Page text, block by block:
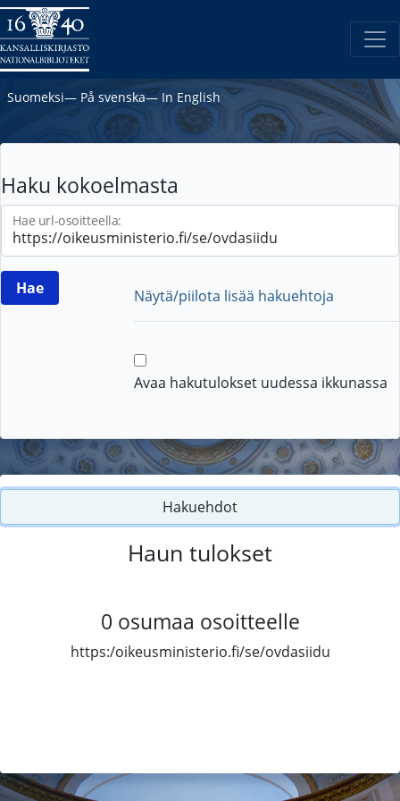
Suomeksi― På svenska― In English
Haku kokoelmasta
Hae url-osoitteella:
Näytä/piilota lisää hakuehtoja
Avaa hakutulokset uudessa ikkunassa
Hakuehdot
Haun tulokset
0 osumaa osoitteelle
https:/oikeusministerio.fi/se/ovdasiidu